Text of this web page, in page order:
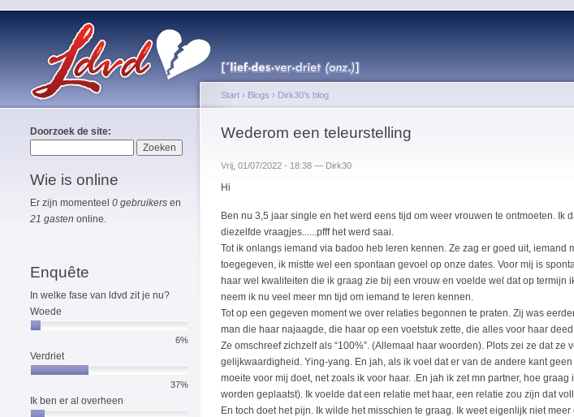
Doorzoek de site:
Wie is online
Er zijn momenteel 0 gebruikers en
21 gasten online.
Enquête
In welke fase van ldvd zit je nu?
Woede
6%
Verdriet
37%
Ik ben er al overheen
Start › Blogs › Dirk30's blog
Wederom een teleurstelling
Vrij, 01/07/2022 - 18:38 — Dirk30
Hi
Ben nu 3,5 jaar single en het werd eens tijd om weer vrouwen te ontmoeten.
diezelfde vraagjes......pfff het werd saai.
Tot ik onlangs iemand via badoo heb leren kennen. Ze zag er goed uit, iemand
toegegeven, ik mistte wel een spontaan gevoel op onze dates. Voor mij is
haar wel kwaliteiten die ik graag zie bij een vrouw en voelde wel dat op
neem ik nu veel meer mn tijd om iemand te leren kennen.
Tot op een gegeven moment we over relaties begonnen te praten. Zij was
man die haar najaagde, die haar op een voetstuk zette, die alles voor haar
Ze omschreef zichzelf als “100%”. (Allemaal haar woorden). Plots zei ze dat
gelijkwaardigheid. Ying-yang. En jah, als ik voel dat er van de andere kant
moeite voor mij doet, net zoals ik voor haar. .En jah ik zet mn partner, hoe
worden geplaatst). Ik voelde dat een relatie met haar, een relatie zou zijn dat
En toch doet het pijn. Ik wilde het misschien te graag. Ik weet eigenlijk niet